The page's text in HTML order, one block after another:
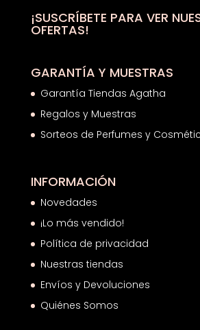
¡SUSCRÍBETE PARA VER
OFERTAS!
GARANTÍA Y MUESTRAS
Garantía Tiendas Agatha
Regalos y Muestras
Sorteos de Perfumes y
INFORMACIÓN
Novedades
¡Lo más vendido!
Política de privacidad
Nuestras tiendas
Envíos y Devoluciones
Quiénes Somos